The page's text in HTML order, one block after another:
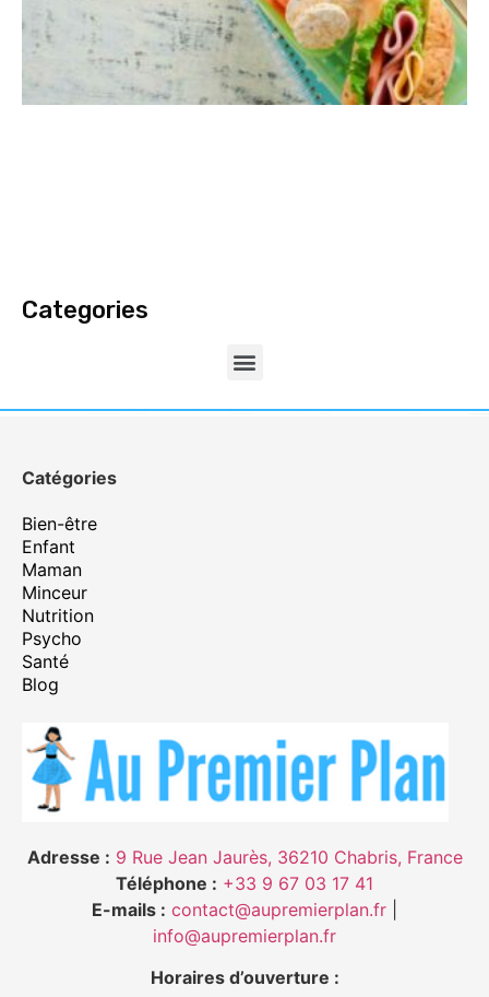
Categories
Catégories
Bien-être
Enfant
Maman
Minceur
Nutrition
Psycho
Santé
Blog
Adresse : 9 Rue Jean Jaurès, 36210 Chabris, France
Téléphone : +33 9 67 03 17 41
E-mails : contact@aupremierplan.fr
info@aupremierplan.fr
Horaires d’ouverture :